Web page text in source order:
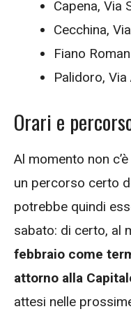
Capena, Via
Cecchina,
Fiano
Palidoro,
Orari e
Al momento non
un percorso certo
potrebbe quindi
sabato: di certo, al
febbraio come
attorno alla
attesi nelle